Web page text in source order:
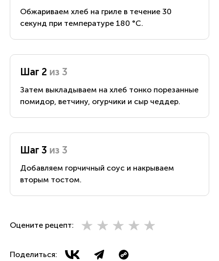
Обжариваем хлеб на гриле в течение 30
секунд при температуре 180 °С.
Шаг 2 из 3
Затем выкладываем на хлеб тонко порезанные
помидор, ветчину, огурчики и сыр чеддер.
Шаг 3 из 3
Добавляем горчичный соус и накрываем
вторым тостом.
Оцените рецепт:
Поделиться: